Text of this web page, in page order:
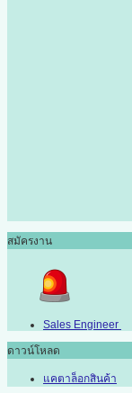
สมัครงาน
Sales Engineer
ดาวน์โหลด
แคตาล็อกสินค้า